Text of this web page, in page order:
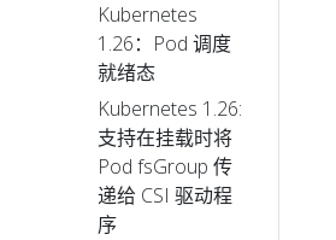
Kubernetes
1.26：Pod 调度
就绪态
Kubernetes 1.26:
支持在挂载时将
Pod fsGroup 传
递给 CSI 驱动程
序